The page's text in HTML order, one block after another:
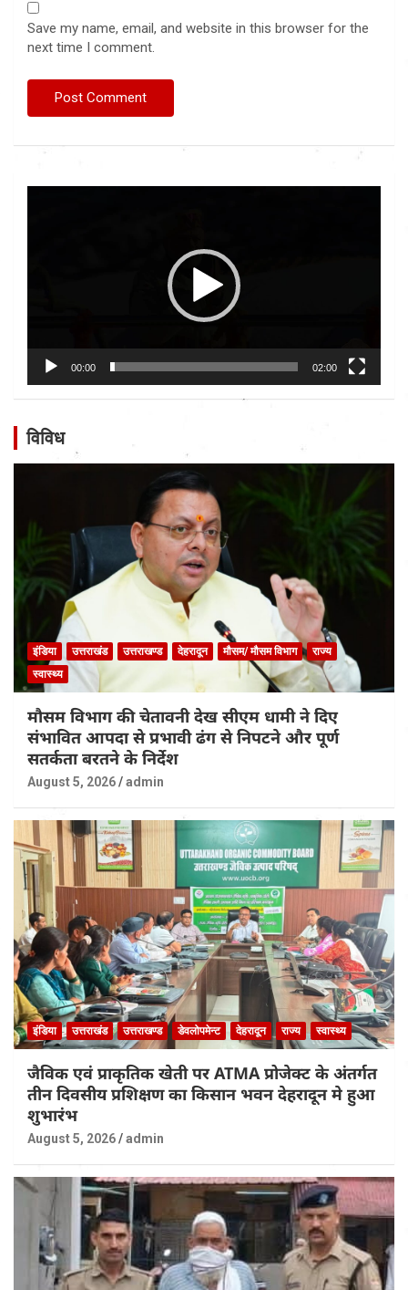
Save my name, email, and website in this browser for the
next time I comment.
00:00 02:00
विविध
इंडिया उत्तराखंड उत्तराखण्ड देहरादून मौसम/ मौसम विभाग
राज्य
स्वास्थ्य
मौसम विभाग की चेतावनी देख सीएम धामी ने दिए
संभावित आपदा से प्रभावी ढंग से निपटने और पूर्ण
सतर्कता बरतने के निर्देश
August 5, 2026 admin
इंडिया उत्तराखंड उत्तराखण्ड डेवलोपमेन्ट देहरादून राज्य स्वास्थ्य
जैविक एवं प्राकृतिक खेती पर ATMA प्रोजेक्ट के अंतर्गत
तीन दिवसीय प्रशिक्षण का किसान भवन देहरादून मे हुआ
शुभारंभ
August 5, 2026 admin